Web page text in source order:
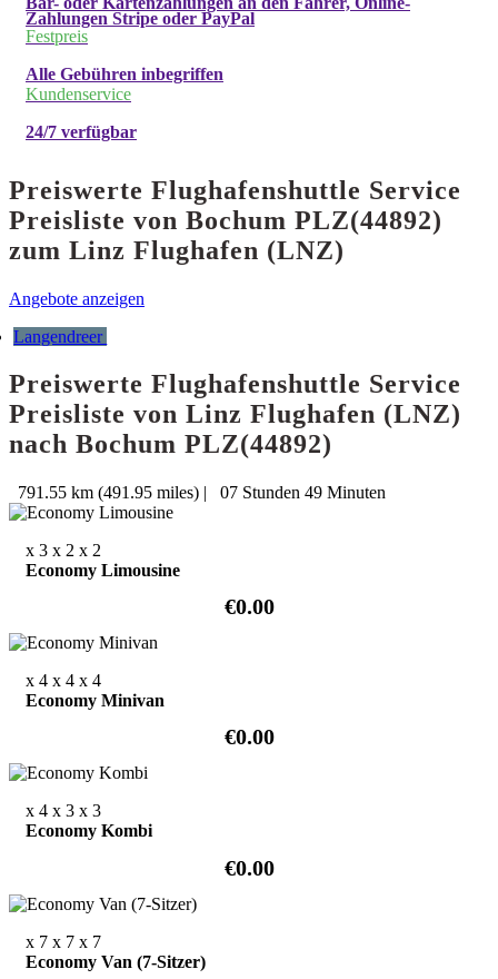
Zahlungen Stripe oder PayPal
Festpreis
Alle Gebühren inbegriffen
Kundenservice
24/7 verfügbar
Preiswerte Flughafenshuttle Service
Preisliste von Bochum PLZ(44892)
zum Linz Flughafen (LNZ)
Angebote anzeigen
Langendreer
Preiswerte Flughafenshuttle Service
Preisliste von Linz Flughafen (LNZ)
nach Bochum PLZ(44892)
791.55 km (491.95 miles) | 07 Stunden 49 Minuten
x 3 x 2 x 2
Economy Limousine
€0.00
x 4 x 4 x 4
Economy Minivan
€0.00
x 4 x 3 x 3
Economy Kombi
€0.00
x 7 x 7 x 7
Economy Van (7-Sitzer)